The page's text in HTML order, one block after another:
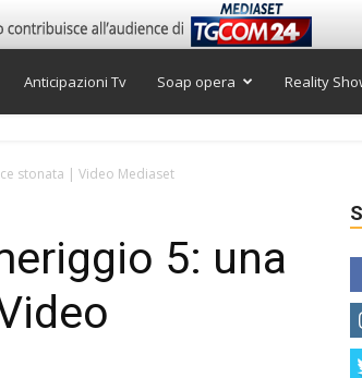
Anticipazioni Tv Soap opera Reality
stonata | Video Mediaset
5: una